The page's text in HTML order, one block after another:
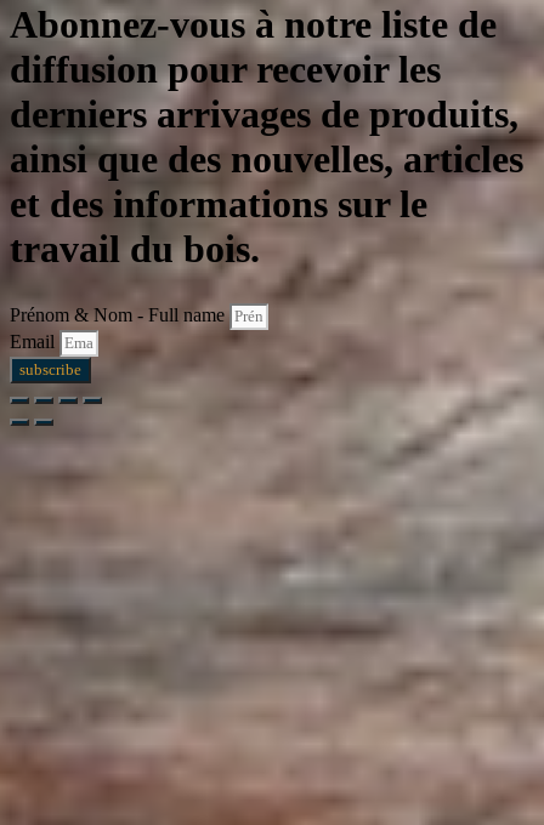
Abonnez-vous à notre liste de
diffusion pour recevoir les
derniers arrivages de produits,
ainsi que des nouvelles, articles
et des informations sur le
travail du bois.
Prénom & Nom - Full name
Email
subscribe